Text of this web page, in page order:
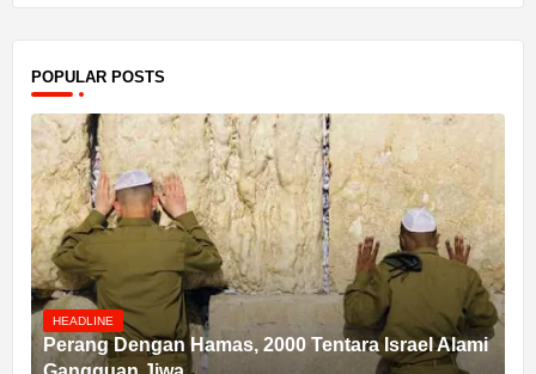
POPULAR POSTS
HEADLINE
Perang Dengan Hamas, 2000 Tentara Israel Alami